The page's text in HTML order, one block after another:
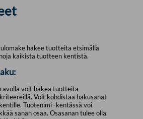
hakee tuotteita etsimällä
kaikista tuotteen kentistä.
avulla voit hakea tuotteita
Voit kohdistaa hakusanat
Tuotenimi -kentässä voi
sanan osaa. Osasanan tulee olla